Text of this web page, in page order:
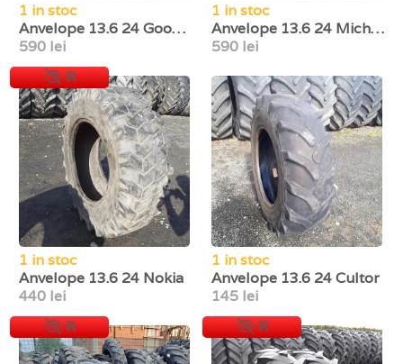
1 in stoc
Anvelope 13.6 24 Goodyear
590 lei
1 in stoc
Anvelope 13.6 24 Michelin
590 lei
R
1 in stoc
Anvelope 13.6 24 Nokia
440 lei
1 in stoc
Anvelope 13.6 24 Cultor
145 lei
R
R